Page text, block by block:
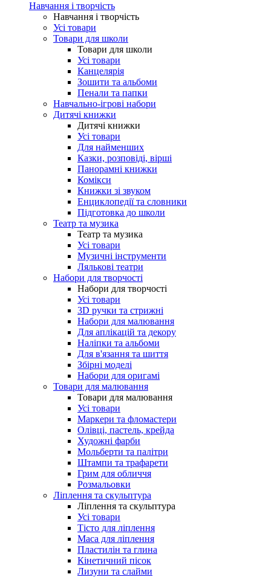
Навчання і творчість
Навчання і творчість
Усі товари
Товари для школи
Товари для школи
Усі товари
Канцелярія
Зошити та альбоми
Пенали та папки
Навчально-ігрові набори
Дитячі книжки
Дитячі книжки
Усі товари
Для найменших
Казки, розповіді, вірші
Панорамні книжки
Комікси
Книжки зі звуком
Енциклопедії та словники
Підготовка до школи
Театр та музика
Театр та музика
Усі товари
Музичні інструменти
Лялькові театри
Набори для творчості
Набори для творчості
Усі товари
3D ручки та стрижні
Набори для малювання
Для аплікацій та декору
Наліпки та альбоми
Для в'язання та шиття
Збірні моделі
Набори для оригамі
Товари для малювання
Товари для малювання
Усі товари
Маркери та фломастери
Олівці, пастель, крейда
Художні фарби
Мольберти та палітри
Штампи та трафарети
Грим для обличчя
Розмальовки
Ліплення та скульптура
Ліплення та скульптура
Усі товари
Тісто для ліплення
Маса для ліплення
Пластилін та глина
Кінетичний пісок
Лизуни та слайми